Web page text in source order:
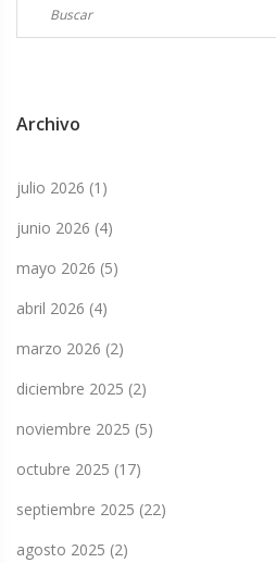
Archivo
julio 2026 (1)
junio 2026 (4)
mayo 2026 (5)
abril 2026 (4)
marzo 2026 (2)
diciembre 2025 (2)
noviembre 2025 (5)
octubre 2025 (17)
septiembre 2025 (22)
agosto 2025 (2)